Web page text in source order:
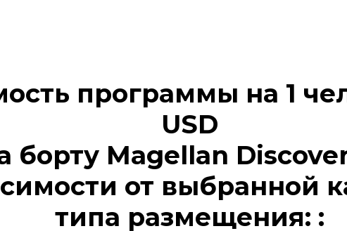
программы на 1
USD
борту Magellan
от выбранной
типа размещения: :